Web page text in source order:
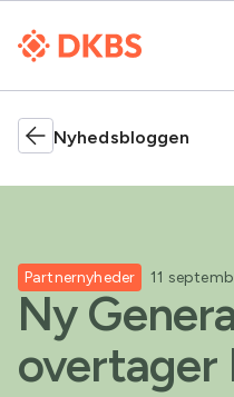
Nyhedsbloggen
Partnernyheder 11
Ny
overtager